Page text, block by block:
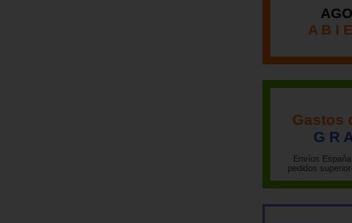
A B I
Gastos
G R
Envíos
pedidos